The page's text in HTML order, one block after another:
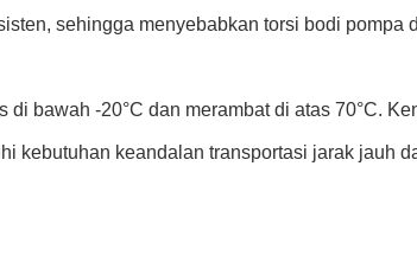
sehingga menyebabkan torsi bodi pompa
di bawah -20°C dan merambat di atas 70°C.
kebutuhan keandalan transportasi jarak jauh